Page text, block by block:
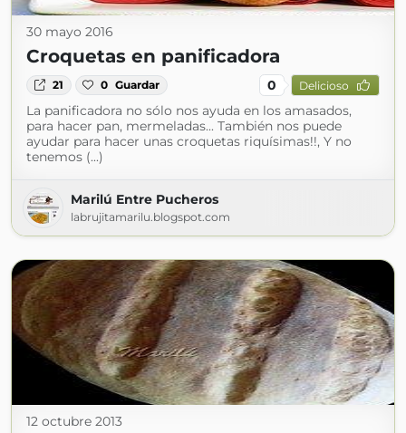
30 mayo 2016
Croquetas en panificadora
21 0 Guardar 0 Delicioso
La panificadora no sólo nos ayuda en los amasados,
para hacer pan, mermeladas... También nos puede
ayudar para hacer unas croquetas riquísimas!!, Y no
tenemos (...)
Marilú Entre Pucheros
labrujitamarilu.blogspot.com
12 octubre 2013